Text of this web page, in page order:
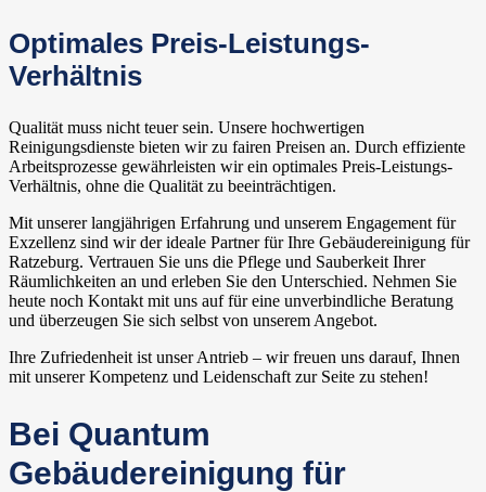
Optimales Preis-Leistungs-
Verhältnis
Qualität muss nicht teuer sein. Unsere hochwertigen
Reinigungsdienste bieten wir zu fairen Preisen an. Durch effiziente
Arbeitsprozesse gewährleisten wir ein optimales Preis-Leistungs-
Verhältnis, ohne die Qualität zu beeinträchtigen.
Mit unserer langjährigen Erfahrung und unserem Engagement für
Exzellenz sind wir der ideale Partner für Ihre Gebäudereinigung für
Ratzeburg. Vertrauen Sie uns die Pflege und Sauberkeit Ihrer
Räumlichkeiten an und erleben Sie den Unterschied. Nehmen Sie
heute noch Kontakt mit uns auf für eine unverbindliche Beratung
und überzeugen Sie sich selbst von unserem Angebot.
Ihre Zufriedenheit ist unser Antrieb – wir freuen uns darauf, Ihnen
mit unserer Kompetenz und Leidenschaft zur Seite zu stehen!
Bei Quantum
Gebäudereinigung für